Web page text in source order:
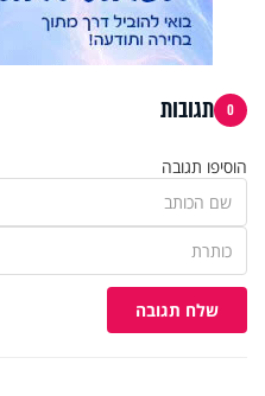
0 תגובות
הוסיפו תגובה
שלח תגובה